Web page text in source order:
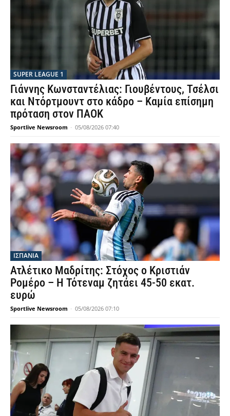
SUPER LEAGUE 1
Γιάννης Κωνσταντέλιας: Γιουβέντους, Τσέλσι
και Ντόρτμουντ στο κάδρο – Καμία επίσημη
πρόταση στον ΠΑΟΚ
Sportlive Newsroom - 05/08/2026 07:40
ΙΣΠΑΝΙΑ
Ατλέτικο Μαδρίτης: Στόχος ο Κριστιάν
Ρομέρο – Η Τότεναμ ζητάει 45-50 εκατ.
ευρώ
Sportlive Newsroom - 05/08/2026 07:10